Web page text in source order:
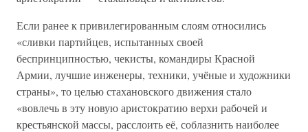
Если ранее к привилегированным слоям относились
«сливки партийцев, испытанных своей
беспринципностью, чекисты, командиры Красной
Армии, лучшие инженеры, техники, учёные и художники
страны», то целью стахановского движения стало
«вовлечь в эту новую аристократию верхи рабочей и
крестьянской массы, расслоить её, соблазнить наиболее